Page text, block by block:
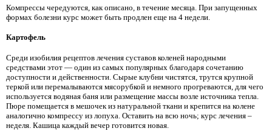
Компрессы чередуются, как описано, в течение месяца. При запущенных
формах болезни курс может быть продлен еще на 4 недели.
Картофель
Среди изобилия рецептов лечения суставов коленей народными
средствами этот — один из самых популярных благодаря сочетанию
доступности и действенности. Сырые клубни чистятся, трутся крупной
теркой или перемалываются мясорубкой и немного прогреваются, для чего
используется водяная баня или размещение массы возле источника тепла.
Пюре помещается в мешочек из натуральной ткани и крепится на колене
аналогично компрессу из лопуха. Оставить на всю ночь; курс лечения –
неделя. Кашица каждый вечер готовится новая.